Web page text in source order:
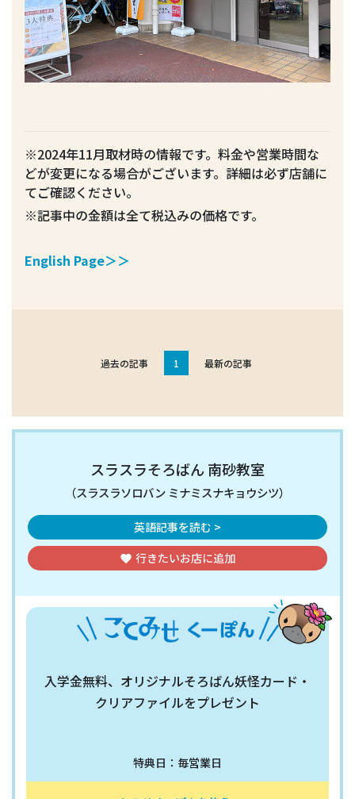
※2024年11月取材時の情報です。料金や営業時間な
どが変更になる場合がございます。詳細は必ず店舗に
てご確認ください。
※記事中の金額は全て税込みの価格です。
English Page＞＞
過去の記事 1 最新の記事
スラスラそろばん 南砂教室
（スラスラソロバン ミナミスナキョウシツ）
英語記事を読む >
favorite 行きたいお店に追加
入学金無料、オリジナルそろばん妖怪カード・
クリアファイルをプレゼント
特典日：毎営業日